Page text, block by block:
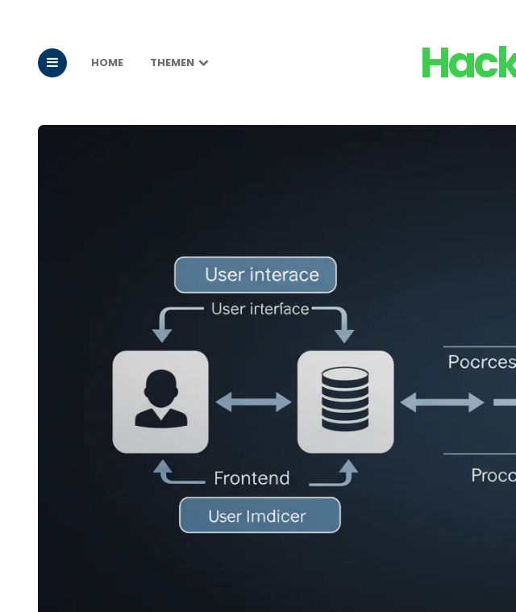
HOME THEMEN